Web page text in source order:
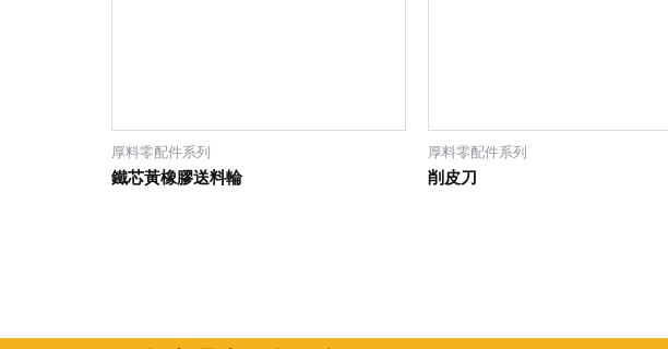
厚料零配件系列
鐵芯黃橡膠送料輪
厚料零配件系列
削皮刀